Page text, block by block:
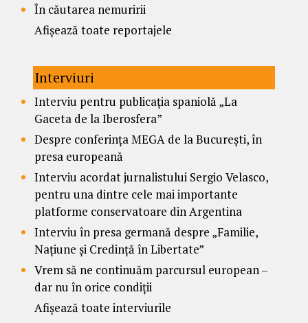
În căutarea nemuririi
Afișează toate reportajele
Interviuri
Interviu pentru publicația spaniolă „La
Gaceta de la Iberosfera”
Despre conferința MEGA de la București, în
presa europeană
Interviu acordat jurnalistului Sergio Velasco,
pentru una dintre cele mai importante
platforme conservatoare din Argentina
Interviu în presa germană despre „Familie,
Națiune și Credință în Libertate”
Vrem să ne continuăm parcursul european –
dar nu în orice condiții
Afișează toate interviurile